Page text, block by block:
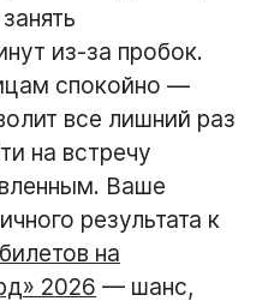
из-за пробок.
спокойно —
все лишний раз
на встречу
Ваше
результата к
на
2026 — шанс,